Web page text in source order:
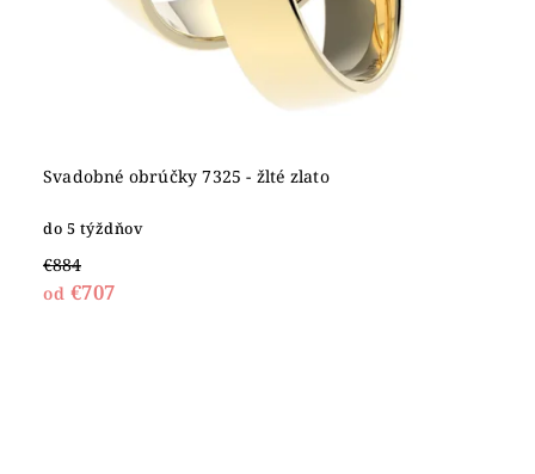
Svadobné obrúčky 7325 - žlté zlato
do 5 týždňov
€884
od €707